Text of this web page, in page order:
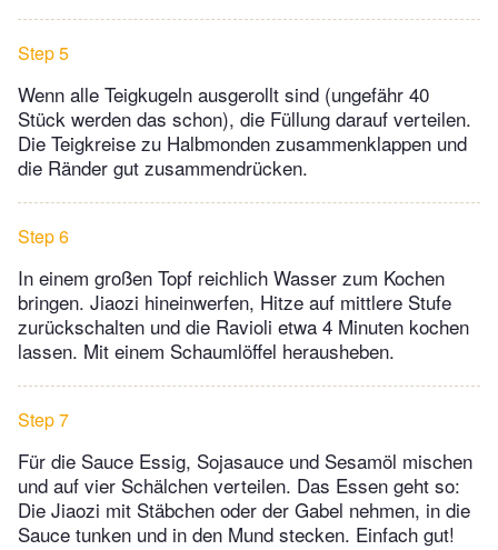
Step 5
Wenn alle Teigkugeln ausgerollt sind (ungefähr 40
Stück werden das schon), die Füllung darauf verteilen.
Die Teigkreise zu Halbmonden zusammenklappen und
die Ränder gut zusammendrücken.
Step 6
In einem großen Topf reichlich Wasser zum Kochen
bringen. Jiaozi hineinwerfen, Hitze auf mittlere Stufe
zurückschalten und die Ravioli etwa 4 Minuten kochen
lassen. Mit einem Schaumlöffel herausheben.
Step 7
Für die Sauce Essig, Sojasauce und Sesamöl mischen
und auf vier Schälchen verteilen. Das Essen geht so:
Die Jiaozi mit Stäbchen oder der Gabel nehmen, in die
Sauce tunken und in den Mund stecken. Einfach gut!